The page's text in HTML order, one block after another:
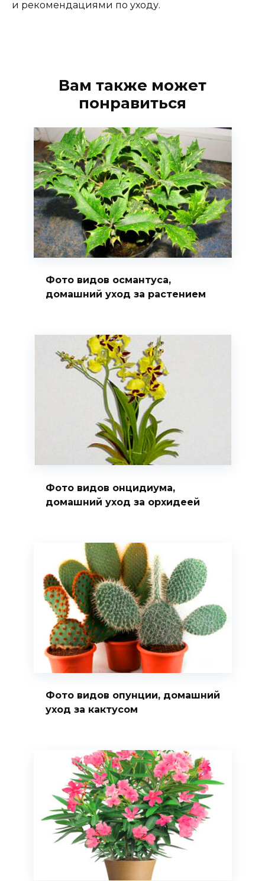
и рекомендациями по уходу.
Вам также может
понравиться
Фото видов османтуса,
домашний уход за растением
Фото видов онцидиума,
домашний уход за орхидеей
Фото видов опунции, домашний
уход за кактусом